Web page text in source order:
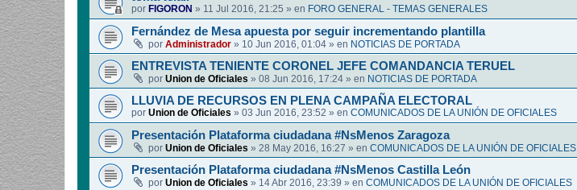
por FIGORON » 11 Jul 2016, 21:25 » en FORO GENERAL - TEMAS GENERALES
Fernández de Mesa apuesta por seguir incrementando plantilla
por Administrador » 10 Jun 2016, 01:04 » en NOTICIAS DE PORTADA
ENTREVISTA TENIENTE CORONEL JEFE COMANDANCIA TERUEL
por Union de Oficiales » 08 Jun 2016, 17:24 » en NOTICIAS DE PORTADA
LLUVIA DE RECURSOS EN PLENA CAMPAÑA ELECTORAL
por Union de Oficiales » 03 Jun 2016, 23:52 » en COMUNICADOS DE LA UNIÓN DE OFICIALES
Presentación Plataforma ciudadana #NsMenos Zaragoza
por Union de Oficiales » 28 May 2016, 16:27 » en COMUNICADOS DE LA UNIÓN DE OFICIALES
Presentación Plataforma ciudadana #NsMenos Castilla León
por Union de Oficiales » 14 Abr 2016, 23:39 » en COMUNICADOS DE LA UNIÓN DE OFICIALES